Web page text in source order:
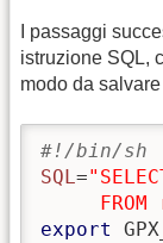
I passaggi
istruzione SQL,
modo da
#!/bin/sh
SQL=
FROM
export